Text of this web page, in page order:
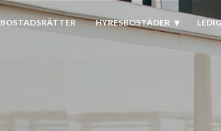
BOSTADSRÄTTER HYRESBOSTÄDER